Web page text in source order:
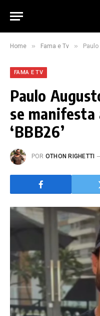
Home » Fama e Tv » Paulo
FAMA E TV
Paulo
se manifesta
‘BBB26’
POR OTHON RIGHETTI